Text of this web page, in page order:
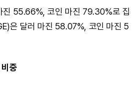
진 55.66%, 코인 마진 79.30%로 집
은 달러 마진 58.07%, 코인 마진 5
중